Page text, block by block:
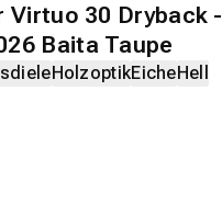
Virtuo 30 Dryback -
Baita Taupe
HolzoptikEicheHell